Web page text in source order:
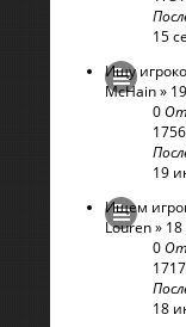
15
Ищу
McHain»
0
19
Ищем
Louren»
0
18